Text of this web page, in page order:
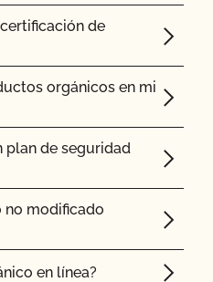
de
orgánicos en mi
plan de seguridad
modificado
en línea?
¿Hay algún
el Programa de
Pasto?
y la
silvestres?